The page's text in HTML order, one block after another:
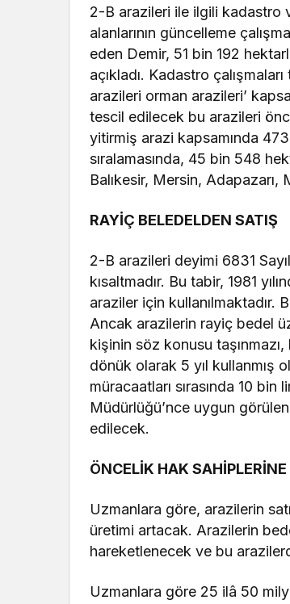
2-B arazileri ile ilgili kadastro
alanlarının güncelleme
eden Demir, 51 bin 192
açıkladı. Kadastro
arazileri orman arazileri’
tescil edilecek bu arazileri
yitirmiş arazi kapsamında
sıralamasında, 45 bin 548
Balıkesir, Mersin,
RAYİÇ BELEDELDEN SATIŞ
2-B arazileri deyimi 6831
kısaltmadır. Bu tabir, 1981
araziler için kullanılmaktadır.
Ancak arazilerin rayiç bedel
kişinin söz konusu taşınmazı,
dönük olarak 5 yıl kullanmış
müracaatları sırasında 10
Müdürlüğü’nce uygun
edilecek.
ÖNCELİK HAK SAHİPLERİNE
Uzmanlara göre, arazilerin
üretimi artacak. Arazilerin
hareketlenecek ve bu
Uzmanlara göre 25 ilâ 50